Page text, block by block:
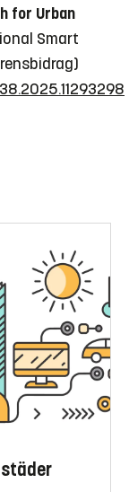
for Urban
Smart